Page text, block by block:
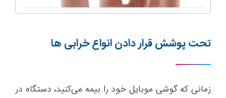
تحت پوشش قرار دادن انواع خرابی ها
زمانی که گوشی موبایل خود را بیمه می‌کنید، دستگاه در